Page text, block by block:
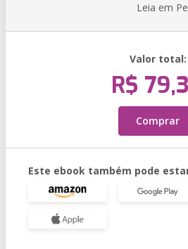
Leia em
Valor total:
R$
Comprar
Este ebook também pode